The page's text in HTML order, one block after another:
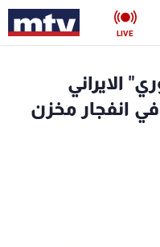
LIVE
الايراني
انفجار مخزن